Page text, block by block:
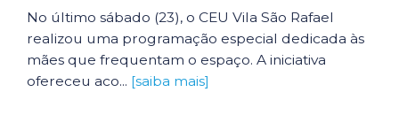
No último sábado (23), o CEU Vila São Rafael
realizou uma programação especial dedicada às
mães que frequentam o espaço. A iniciativa
ofereceu aco... [saiba mais]